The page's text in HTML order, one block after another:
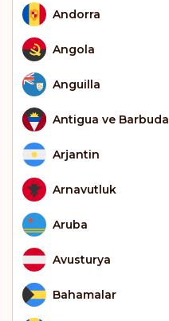
Andorra
Angola
Anguilla
Antigua ve Barbuda
Arjantin
Arnavutluk
Aruba
Avusturya
Bahamalar